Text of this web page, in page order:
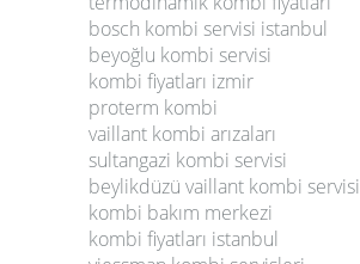
bosch kombi servisi istanbul
beyoğlu kombi servisi
kombi fiyatları izmir
proterm kombi
vaillant kombi arızaları
sultangazi kombi servisi
beylikdüzü vaillant kombi servisi
kombi bakım merkezi
kombi fiyatları istanbul